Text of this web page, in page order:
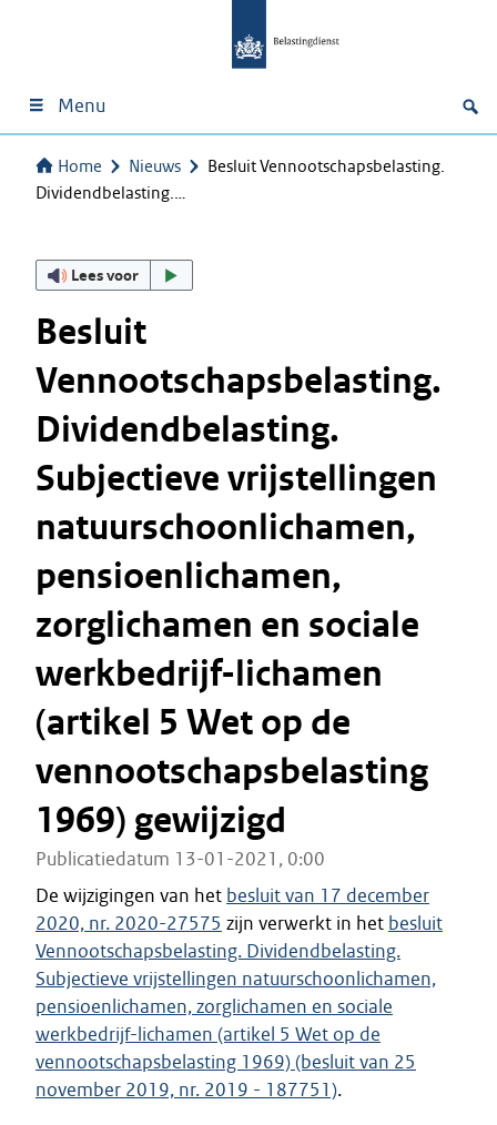
Menu
Home Nieuws
Besluit Vennootschapsbelasting.
Dividendbelasting.…
Lees voor
Besluit
Vennootschapsbelasting.
Dividendbelasting.
Subjectieve vrijstellingen
natuurschoonlichamen,
pensioenlichamen,
zorglichamen en sociale
werkbedrijf-lichamen
(artikel 5 Wet op de
vennootschapsbelasting
1969) gewijzigd
Publicatiedatum 13-01-2021, 0:00
De wijzigingen van het besluit van 17 december
2020, nr. 2020-27575 zijn verwerkt in het besluit
Vennootschapsbelasting. Dividendbelasting.
Subjectieve vrijstellingen natuurschoonlichamen,
pensioenlichamen, zorglichamen en sociale
werkbedrijf-lichamen (artikel 5 Wet op de
vennootschapsbelasting 1969) (besluit van 25
november 2019, nr. 2019 - 187751).